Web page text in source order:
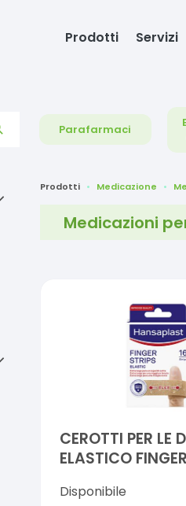
Prodotti Servizi
Parafarmaci
Prodotti Medicazione
Medicazioni
CEROTTI PER LE
ELASTICO
Disponibile